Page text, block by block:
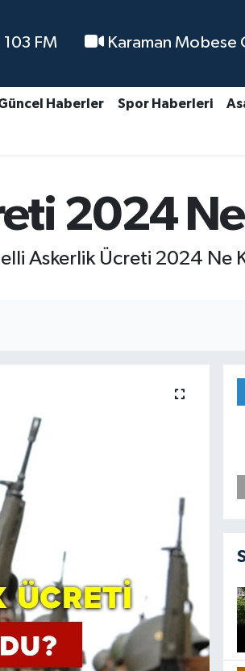
FM Karaman Mobese
Haberler Spor Haberleri
2024
Askerlik Ücreti 2024 Ne